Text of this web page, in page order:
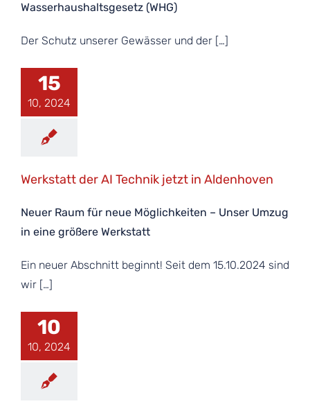
Wasserhaushaltsgesetz (WHG)
Der Schutz unserer Gewässer und der […]
15
10, 2024
Werkstatt der AI Technik jetzt in Aldenhoven
Neuer Raum für neue Möglichkeiten – Unser Umzug
in eine größere Werkstatt
Ein neuer Abschnitt beginnt! Seit dem 15.10.2024 sind
wir […]
10
10, 2024